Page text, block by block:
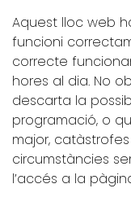
Aquest lloc web
funcioni
correcte
hores al dia. No
descarta la
programació, o
major,
circumstàncies
l’accés a la